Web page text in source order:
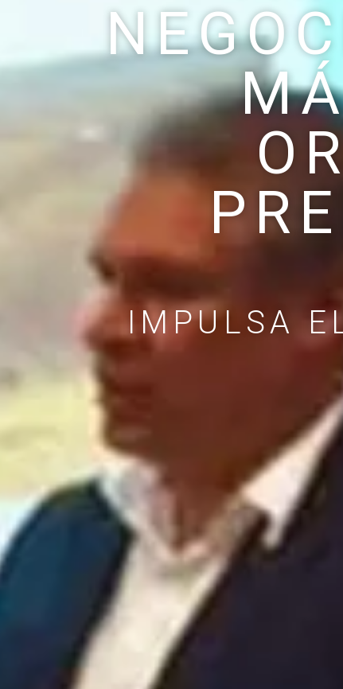
IMPULSA